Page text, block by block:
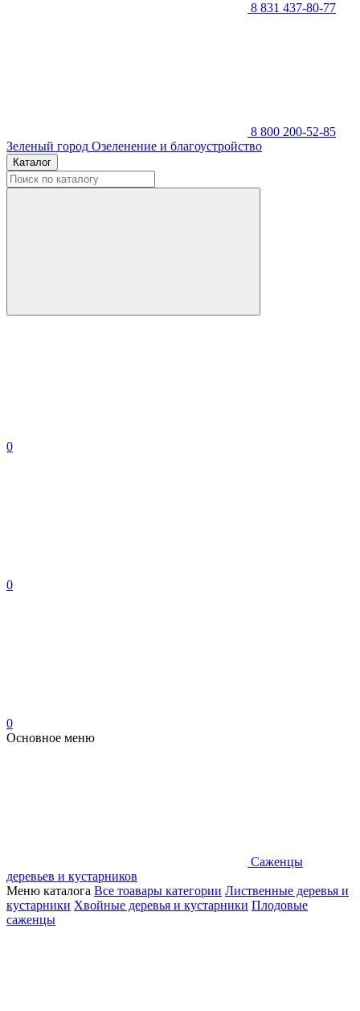
8 831 437-80-77
8 800 200-52-85
Зеленый город Озеленение и благоустройство
Каталог
0
0
0
Основное меню
Саженцы
деревьев и кустарников
Меню каталога Все тоавары категории Лиственные деревья и
кустарники Хвойные деревья и кустарники Плодовые
саженцы